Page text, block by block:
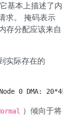
基本上描述了内
求。 掩码表示
存分配应该来自
实际存在的
0 DMA: 20*4kB
）倾向于将